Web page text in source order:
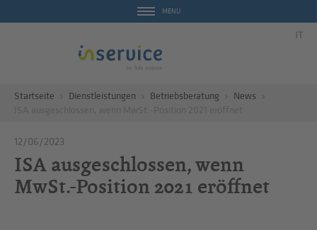
MENU
IT
Startseite Dienstleistungen Betriebsberatung
News
12/06/2023
ISA ausgeschlossen, wenn
MwSt.-Position 2021 eröffnet